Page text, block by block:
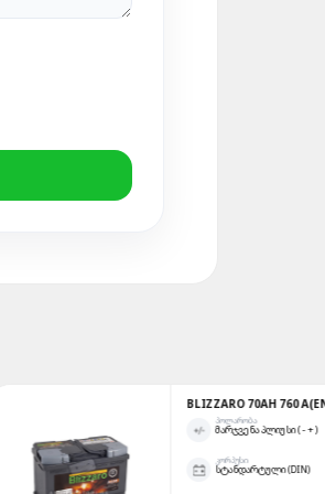
BLIZZARO 70AH 760 A(EN) AGM
ᲛᲐᲠᲯᲕᲔᲜᲐ ᲞᲚᲘᲣᲡᲘ ( - + )
ᲡᲢᲐᲜᲓᲐᲠᲢᲣᲚᲘ (DIN)